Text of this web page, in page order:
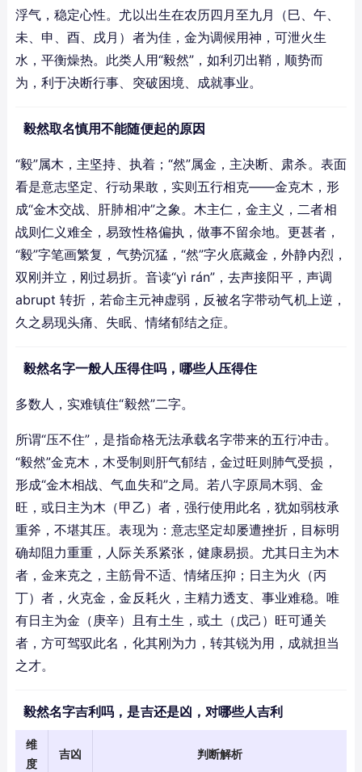
浮气，稳定心性。尤以出生在农历四月至九月（巳、午、
未、申、酉、戌月）者为佳，金为调候用神，可泄火生
水，平衡燥热。此类人用“毅然”，如利刃出鞘，顺势而
为，利于决断行事、突破困境、成就事业。
毅然取名慎用不能随便起的原因
“毅”属木，主坚持、执着；“然”属金，主决断、肃杀。表面
看是意志坚定、行动果敢，实则五行相克——金克木，形
成“金木交战、肝肺相冲”之象。木主仁，金主义，二者相
战则仁义难全，易致性格偏执，做事不留余地。更甚者，
“毅”字笔画繁复，气势沉猛，“然”字火底藏金，外静内烈，
双刚并立，刚过易折。音读“yì rán”，去声接阳平，声调
abrupt 转折，若命主元神虚弱，反被名字带动气机上逆，
久之易现头痛、失眠、情绪郁结之症。
毅然名字一般人压得住吗，哪些人压得住
多数人，实难镇住“毅然”二字。
所谓“压不住”，是指命格无法承载名字带来的五行冲击。
“毅然”金克木，木受制则肝气郁结，金过旺则肺气受损，
形成“金木相战、气血失和”之局。若八字原局木弱、金
旺，或日主为木（甲乙）者，强行使用此名，犹如弱枝承
重斧，不堪其压。表现为：意志坚定却屡遭挫折，目标明
确却阻力重重，人际关系紧张，健康易损。尤其日主为木
者，金来克之，主筋骨不适、情绪压抑；日主为火（丙
丁）者，火克金，金反耗火，主精力透支、事业难稳。唯
有日主为金（庚辛）且有土生，或土（戊己）旺可通关
者，方可驾驭此名，化其刚为力，转其锐为用，成就担当
之才。
毅然名字吉利吗，是吉还是凶，对哪些人吉利
维
度
吉凶 判断解析